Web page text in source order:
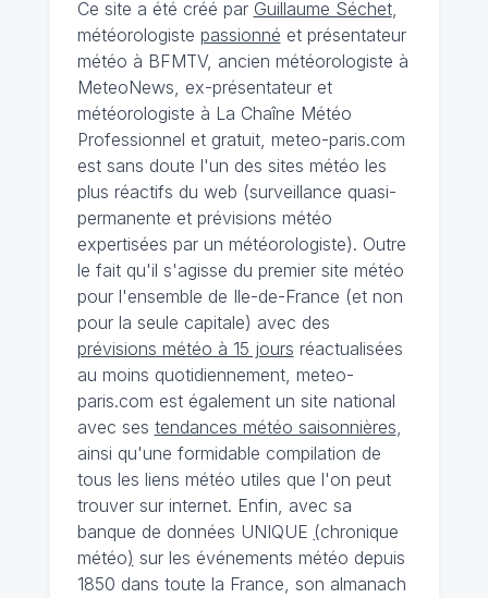
Ce site a été créé par Guillaume Séchet,
météorologiste passionné et présentateur
météo à BFMTV, ancien météorologiste à
MeteoNews, ex-présentateur et
météorologiste à La Chaîne Météo
Professionnel et gratuit, meteo-paris.com
est sans doute l'un des sites météo les
plus réactifs du web (surveillance quasi-
permanente et prévisions météo
expertisées par un météorologiste). Outre
le fait qu'il s'agisse du premier site météo
pour l'ensemble de Ile-de-France (et non
pour la seule capitale) avec des
prévisions météo à 15 jours réactualisées
au moins quotidiennement, meteo-
paris.com est également un site national
avec ses tendances météo saisonnières,
ainsi qu'une formidable compilation de
tous les liens météo utiles que l'on peut
trouver sur internet. Enfin, avec sa
banque de données UNIQUE (chronique
météo) sur les événements météo depuis
1850 dans toute la France, son almanach